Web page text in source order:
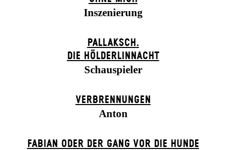
Inszenierung
PALLAKSCH.
DIE HÖLDERLINNACHT
Schauspieler
VERBRENNUNGEN
Anton
FABIAN ODER DER GANG VOR DIE HUNDE